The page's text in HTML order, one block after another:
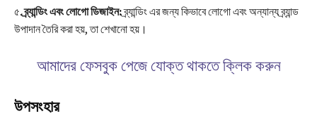
৫.ব্র্যান্ডিং এবং লোগো ডিজাইন:ব্র্যান্ডিং এর জন্য কিভাবে লোগো এবং অন্যান্য ব্র্যান্ড
উপাদান তৈরি করা হয়, তা শেখানো হয়।
আমাদের ফেসবুক পেজে যোক্ত থাকতেক্লিক করুন
উপসংহার